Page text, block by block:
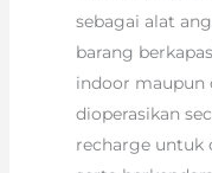
sebagai alat
barang
indoor maupun
dioperasikan
recharge untuk